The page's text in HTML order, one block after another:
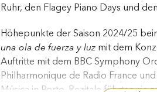
Ruhr, den Flagey Piano Days und
Höhepunkte der Saison 2024/25
una ola de fuerza y luzmit dem
Auftritte mit dem BBC Symphony
Philharmonique de Radio France
Música in Porto. Rezitale führten sie